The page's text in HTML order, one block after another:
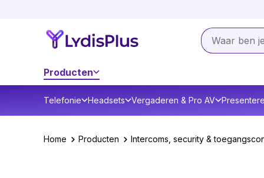
Producten
Telefonie Headsets Vergaderen & Pro AV
Home Producten Intercoms, security &